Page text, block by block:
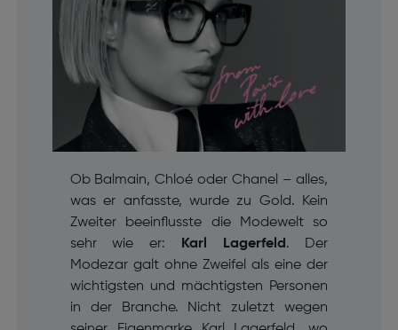
Ob Balmain, Chloé oder Chanel – alles,
was er anfasste, wurde zu Gold. Kein
Zweiter beeinflusste die Modewelt so
sehr wie er:
Karl Lagerfeld . Der
Modezar galt ohne Zweifel als eine der
wichtigsten und mächtigsten Personen
in der Branche. Nicht zuletzt wegen